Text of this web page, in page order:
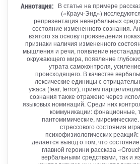
Аннотация: В статье на примере
(«Крауч-Энд»)
репрезентация невербальных
состояние измененного сознания.
взятого за основу произведения
признаки наличия измененного
мышления и речи, появление
окружающего мира, появление
утрата самоконтроля,
происходящего. В качестве
лексические единицы с
ужаса (fear, terror), прием
сознания также отражено через
языковых номинаций. Среди них
коммуникации: фонационные,
пантомимические,
стрессового состояния
психофизиологических
делается вывод о том, что
главной героини рассказа
вербальными средствами, так и